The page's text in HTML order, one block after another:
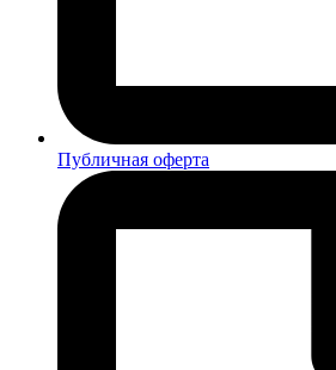
Публичная оферта